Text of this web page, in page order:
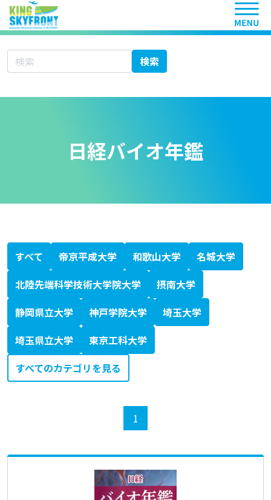
ヘッ
サイト内検索 検索
日経バイオ年鑑
すべて 帝京平成大学 和歌山大学
名城大学
北陸先端科学技術大学院大学
摂南大学
静岡県立大学
神戸学院大学
埼玉大学
埼玉県立大学
東京工科大学
北海道科学大学
大学シーズ集 あ行
愛知医科大学
秋田大学
旭川医科大学
岩手医科大学
愛媛大学
大分大学
大阪医科薬科大学
大阪市立大学
大阪大学
岡山大学
大学シーズ集 か行
香川大学
鹿児島大学
金沢医科大学
金沢大学
川崎医科大学
関西医科大学
北里大学
岐阜大学
九州大学
京都大学
京都府立医科大学
杏林大学
近畿大学
熊本大学
久留米大学
群馬大学
慶應義塾大学
高知大学
神戸大学
国際医療福祉大学
大学シーズ集 さ行
埼玉医科大学
佐賀大学
札幌医科大学
産業医科大学
滋賀医科大学
自治医科大学
島根大学
順天堂大学
昭和大学
信州大学
聖マリアンナ医科大学
大学シーズ集 た行
千葉大学
筑波大学
帝京大学
東海大学
東京医科歯科大学
東京医科大学
東京慈恵会医科大学
東京女子医科大学
東京大学
東邦大学
東北医科薬科大学
東北大学
徳島大学
獨協医科大学
鳥取大学
富山大学
大学シーズ集 な行
長崎大学
名古屋市立大学
名古屋大学
奈良県立医科大学
新潟大学
日本医科大学
日本大学
大学シーズ集 は行
浜松医科大学
兵庫医科大学
弘前大学
広島大学
福井大学
福岡大学
福島県立医科大学
藤田医科大学
防衛医科大学校
北海道大学
大学シーズ集 ま行
三重大学
宮崎大学
大学シーズ集 や行
山形大学
山口大学
山梨大学
横浜市立大学
大学シーズ集 ら行
琉球大学
大学シーズ集 わ行
和歌山県立医科大学
専門書
医療系ベンチャー支援ガイドブック
科学技術・イノベーション白書
KISTEC ANNUAL REPORT 2023
かわさき産学連携ニュースレター
静岡がんセンターファルマバレープロジェクト
日経バイオテク
日経バイオ年鑑
バイオサイエンスとインダストリー
すべてのカテゴリを見る
1